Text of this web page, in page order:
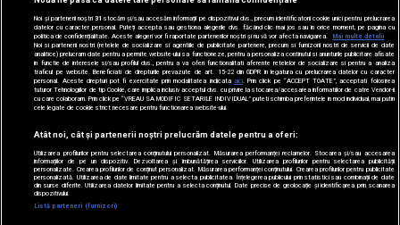
Urmărește-ne și pe
Noi și partenerii noștri31 stocăm și/sau accesăm informații pe dispozitivul dvs., precum identificatorii cookie unici pentru prelucrarea
datelor cu caracter personal. Puteți accepta sau gestiona alegerile dvs. făcând clic mai jos sau în orice moment, pe pagina cu
politica de confidențialitate. Aceste alegeri vor fi raportate partenerilor noștri și nu vă vor afecta navigarea.
Mai multe detalii
Noi si partenerii nostri (retelele de socializare si agentiile de publicitate partenere, precum si furnizorii nostri de servicii de date
analitice) prelucram date pentru a permite website-ului sa functioneze, pentru a personaliza continutul si anunturile publicitare afisate
in functie de interesele si/sau profilul dvs., pentru a va oferi functionalitati aferente retelelor de socializare si pentru a analiza
traficul pe website. Beneficiati de drepturile prevazute de art. 15-22 din GDPR in legatura cu prelucrarea datelor cu caracter
personal. Aceste drepturi pot fi exercitate prin modalitatea indicata aici. Prin click pe “ACCEPT TOATE”, acceptati folosirea
tuturor Tehnologiilor de tip Cookie, care implica inclusiv acceptul dvs. cu privire la stocarea/accesarea informatiilor de catre Vendor-ii
cu care colaboram. Prin click pe “VREAU SA MODIFIC SETARILE INDIVIDUAL” puteti schimba preferintele in mod individual, mai putin
cele legate de cookie strict necesare pentru functionarea website-ului.
Atât noi, cât și partenerii noștri prelucrăm datele pentru a oferi:
Utilizarea profilurilor pentru selectarea conținutului personalizat. Măsurarea performanței reclamelor. Stocarea și/sau accesarea
informațiilor de pe un dispozitiv. Dezvoltarea și îmbunătățirea serviciilor. Utilizarea profilurilor pentru selectarea publicității
personalizate. Crearea profilurilor de conținut personalizat. Măsurarea performanței conținutului. Crearea profilurilor pentru publicitate
personalizată. Utilizarea de date limitate pentru a selecta publicitatea. Înțelegerea publicului prin statistici sau combinații de date
din surse diferite. Utilizarea datelor limitate pentru a selecta conținutul. Date precise de geolocație și identificarea prin scanarea
dispozitivului.
Listă parteneri (furnizori)